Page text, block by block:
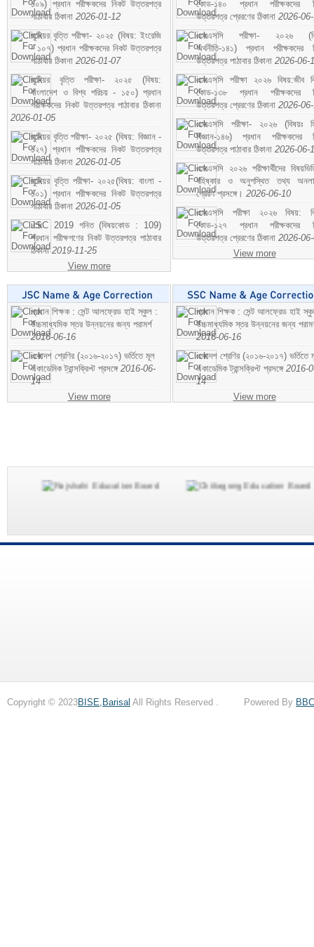
১০৯) প্রধান পরীক্ষকদের নিকট উত্তরপত্র
পাঠাবার ঠিকানা 2026-01-12
জুনিয়র বৃত্তি পরীক্ষা- ২০২৫ (বিষয়: ইংরেজি
- ১০৭) প্রধান পরীক্ষকদের নিকট উত্তরপত্র
পাঠাবার ঠিকানা 2026-01-07
জুনিয়র বৃত্তি পরীক্ষা- ২০২৫ (বিষয়:
বাংলাদেশ ও বিশ্ব পরিচয় - ১৫০) প্রধান
পরীক্ষকদের নিকট উত্তরপত্র পাঠাবার ঠিকানা
2026-01-05
জুনিয়র বৃত্তি পরীক্ষা- ২০২৫ (বিষয়: বিজ্ঞান -
১২৭) প্রধান পরীক্ষকদের নিকট উত্তরপত্র
পাঠাবার ঠিকানা 2026-01-05
জুনিয়র বৃত্তি পরীক্ষা- ২০২৫(বিষয়: বাংলা -
১০১) প্রধান পরীক্ষকদের নিকট উত্তরপত্র
পাঠাবার ঠিকানা 2026-01-05
JSC 2019 গনিত (বিষয়কোড : 109)
প্রধান পরীক্ষগণের নিকট উত্তরপত্র পাঠাবার
ঠিকানা2019-11-25
View more
কোড-১৪০ প্রধান পরীক্ষকদের
উত্তরপত্র প্রেরণের ঠিকানা 2026-
এসএসসি পরীক্ষা- ২০২৬
অর্থনীতি-১৪১) প্রধান পরীক্ষকদের
উত্তরপত্র পাঠাবার ঠিকানা 2026-06-
এসএসসি পরীক্ষা ২০২৬ বিষয়:জীব
কোড-১৩৮ প্রধান পরীক্ষকদের
উত্তরপত্র প্রেরণের ঠিকানা 2026-
এসএসসি পরীক্ষা- ২০২৬ (বিষয়ঃ
বিজ্ঞান-১৪৬) প্রধান পরীক্ষকদের
উত্তরপত্র পাঠাবার ঠিকানা 2026-06-
এসএসসি ২০২৬ পরীক্ষার্থীদের
বহিষ্কার ও অনুপস্থিত তথ্য
প্রেরণ প্রসঙ্গে। 2026-06-10
এসএসসি পরীক্ষা ২০২৬ বিষয়:
কোড-১২৭ প্রধান পরীক্ষকদের
উত্তরপত্র প্রেরণের ঠিকানা 2026-
View more
প্রধান শিক্ষক : সেন্ট আলফ্রেড হাই স্কুল :
উচ্চমাধ্যমিক স্তর উন্নয়নের জন্য পরামর্শ
2016-06-16
একাদশ শ্রেণির (২০১৬-২০১৭) ভর্তিতে মূল
একাডেমিক ট্রান্সক্রিপ্ট প্রসঙ্গে 2016-06-
14
View more
প্রধান শিক্ষক : সেন্ট আলফ্রেড হাই
উচ্চমাধ্যমিক স্তর উন্নয়নের জন্য
2016-06-16
একাদশ শ্রেণির (২০১৬-২০১৭) ভর্তিতে
একাডেমিক ট্রান্সক্রিপ্ট প্রসঙ্গে 2016-
14
View more
Copyright © 2023BISE,Barisal All Rights Reserved . Powered By